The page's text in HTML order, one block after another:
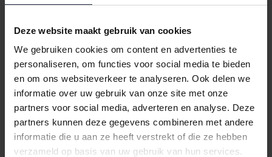
Deze website maakt gebruik van cookies
We gebruiken cookies om content en advertenties te
personaliseren, om functies voor social media te bieden
en om ons websiteverkeer te analyseren. Ook delen we
informatie over uw gebruik van onze site met onze
partners voor social media, adverteren en analyse. Deze
partners kunnen deze gegevens combineren met andere
informatie die u aan ze heeft verstrekt of die ze hebben
verzameld op basis van uw gebruik van hun services.
Loading...
Loading...
In de winkelwagen